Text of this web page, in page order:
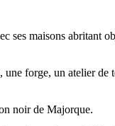
ses maisons abritant
forge, un atelier de
noir de Majorque.